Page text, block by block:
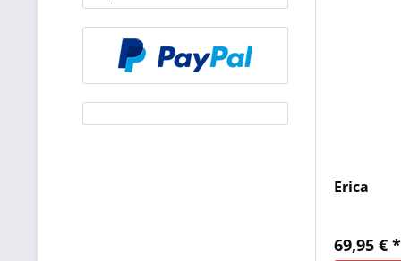
Erica
69,95 € *